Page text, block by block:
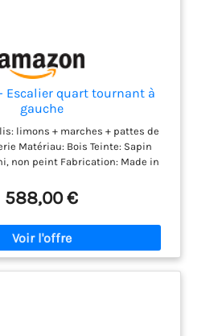
Escalier quart tournant à
gauche
limons + marches + pattes de
Matériau: Bois Teinte: Sapin
non peint Fabrication: Made in
588,00 €